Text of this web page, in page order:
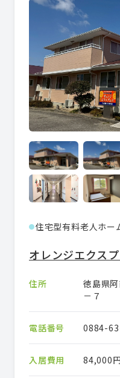
●住宅型有料老人ホー
オレンジエクス
住所
徳島県
－７
電話番号 0884-
入居費用 84,000